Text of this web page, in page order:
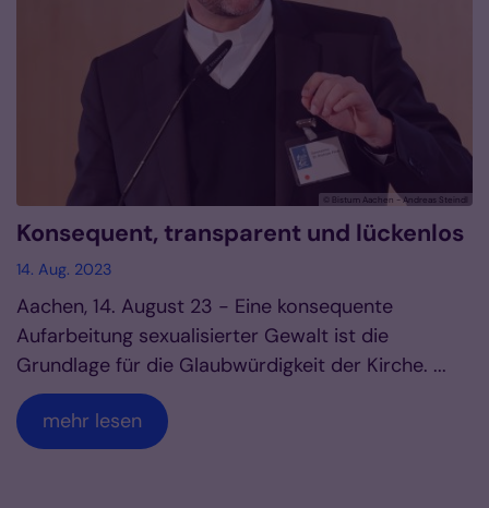
© Bistum Aachen - Andreas Steindl
Konsequent, transparent und lückenlos
14. Aug. 2023
Aachen, 14. August 23 - Eine konsequente
Aufarbeitung sexualisierter Gewalt ist die
Grundlage für die Glaubwürdigkeit der Kirche. ...
mehr lesen